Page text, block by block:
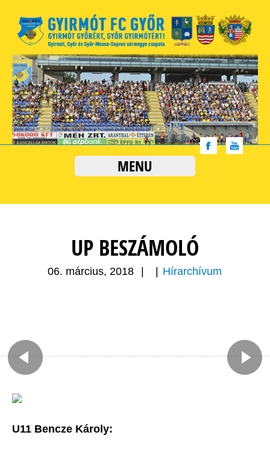
MENU
UP BESZÁMOLÓ
06. március, 2018 Hírarchívum
U11 Bencze Károly: